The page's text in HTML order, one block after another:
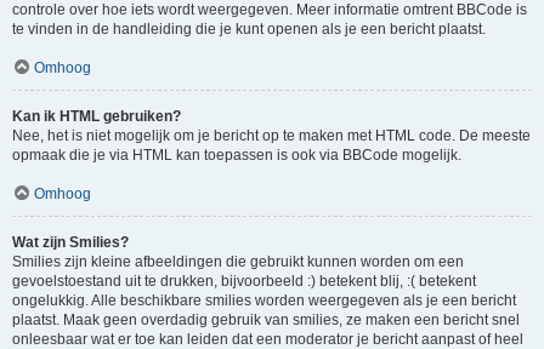
controle over hoe iets wordt weergegeven. Meer informatie omtrent BBCode is
te vinden in de handleiding die je kunt openen als je een bericht plaatst.
Omhoog
Kan ik HTML gebruiken?
Nee, het is niet mogelijk om je bericht op te maken met HTML code. De meeste
opmaak die je via HTML kan toepassen is ook via BBCode mogelijk.
Omhoog
Wat zijn Smilies?
Smilies zijn kleine afbeeldingen die gebruikt kunnen worden om een
gevoelstoestand uit te drukken, bijvoorbeeld :) betekent blij, :( betekent
ongelukkig. Alle beschikbare smilies worden weergegeven als je een bericht
plaatst. Maak geen overdadig gebruik van smilies, ze maken een bericht snel
onleesbaar wat er toe kan leiden dat een moderator je bericht aanpast of heel